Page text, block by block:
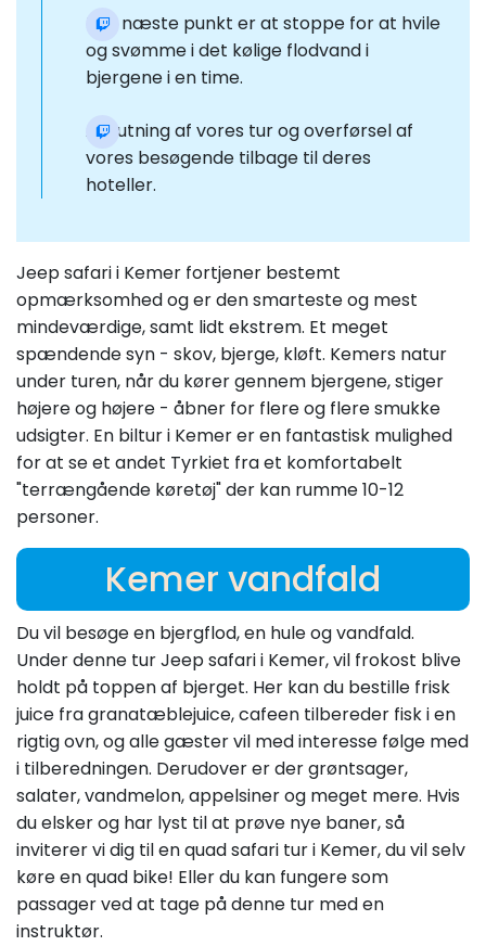
Det næste punkt er at stoppe for at hvile
og svømme i det kølige flodvand i
bjergene i en time.
Afslutning af vores tur og overførsel af
vores besøgende tilbage til deres
hoteller.
Jeep safari i Kemer fortjener bestemt
opmærksomhed og er den smarteste og mest
mindeværdige, samt lidt ekstrem. Et meget
spændende syn - skov, bjerge, kløft. Kemers natur
under turen, når du kører gennem bjergene, stiger
højere og højere - åbner for flere og flere smukke
udsigter. En biltur i Kemer er en fantastisk mulighed
for at se et andet Tyrkiet fra et komfortabelt
"terrængående køretøj" der kan rumme 10-12
personer.
Kemer vandfald
Du vil besøge en bjergflod, en hule og vandfald.
Under denne tur Jeep safari i Kemer, vil frokost blive
holdt på toppen af bjerget. Her kan du bestille frisk
juice fra granatæblejuice, cafeen tilbereder fisk i en
rigtig ovn, og alle gæster vil med interesse følge med
i tilberedningen. Derudover er der grøntsager,
salater, vandmelon, appelsiner og meget mere. Hvis
du elsker og har lyst til at prøve nye baner, så
inviterer vi dig til en quad safari tur i Kemer, du vil selv
køre en quad bike! Eller du kan fungere som
passager ved at tage på denne tur med en
instruktør.